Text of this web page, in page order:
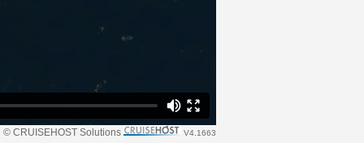
© CRUISEHOST Solutions V4.1663